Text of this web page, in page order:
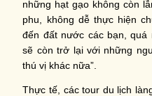
những hạt gạo không còn
phu, không dễ thực hiện
đến đất nước các bạn, quá
sẽ còn trở lại với những
thú vị khác nữa”.
Thực tế, các tour du lịch